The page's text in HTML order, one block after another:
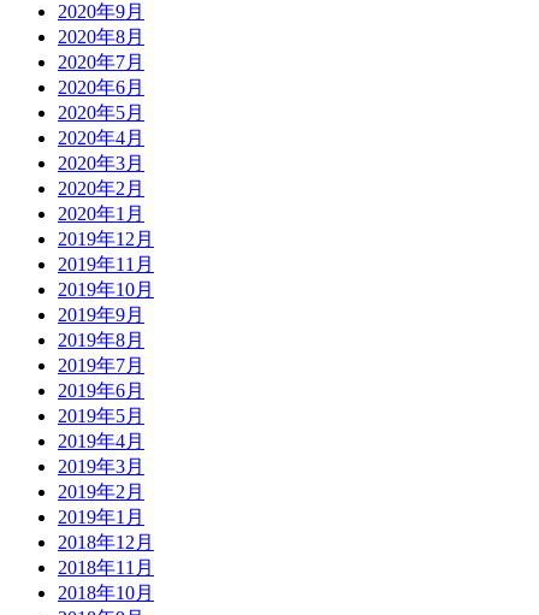
2020年9月
2020年8月
2020年7月
2020年6月
2020年5月
2020年4月
2020年3月
2020年2月
2020年1月
2019年12月
2019年11月
2019年10月
2019年9月
2019年8月
2019年7月
2019年6月
2019年5月
2019年4月
2019年3月
2019年2月
2019年1月
2018年12月
2018年11月
2018年10月